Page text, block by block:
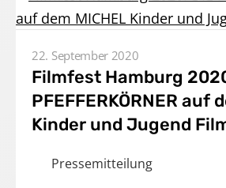
22. September 2020
Filmfest Hamburg
PFEFFERKÖRNER auf
Kinder und Jugend
Pressemitteilung
Home
Unternehmen
Produktionen